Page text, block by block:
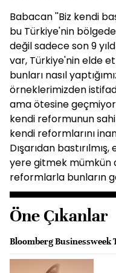
Babacan ''Biz kendi
bu Türkiye'nin
değil sadece son 9
var, Türkiye'nin elde
bunları nasıl
örneklerimizden
ama ötesine
kendi reformunun
kendi reformlarını
Dışarıdan
yere gitmek mümkün
reformlarla bunların
Öne Çıkanlar
Bloomberg Businessweek